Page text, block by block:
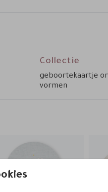
Collectie
geboortekaartje
vormen